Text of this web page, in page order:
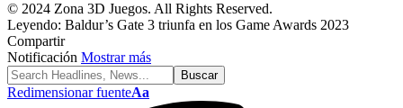
© 2024 Zona 3D Juegos. All Rights Reserved.
Leyendo: Baldur’s Gate 3 triunfa en los Game Awards 2023
Compartir
Notificación Mostrar más
Redimensionar fuenteAa